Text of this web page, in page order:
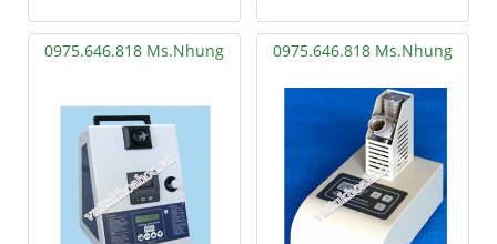
0975.646.818 Ms.Nhung 0975.646.818 Ms.Nhung